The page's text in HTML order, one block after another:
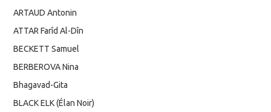
ARTAUD Antonin
ATTAR Farîd Al-Dîn
BECKETT Samuel
BERBEROVA Nina
Bhagavad-Gita
BLACK ELK (Élan Noir)